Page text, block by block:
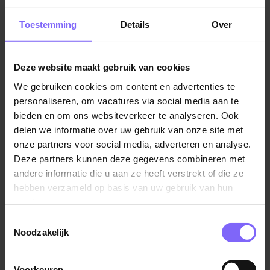
Toestemming Details Over
Deze website maakt gebruik van cookies
We gebruiken cookies om content en advertenties te
personaliseren, om vacatures via social media aan te
bieden en om ons websiteverkeer te analyseren. Ook
delen we informatie over uw gebruik van onze site met
onze partners voor social media, adverteren en analyse.
Deze partners kunnen deze gegevens combineren met
andere informatie die u aan ze heeft verstrekt of die ze
hebben verzameld op basis van uw gebruik van hun
Noodzakelijk
Je voelt je thuis in een omgeving die volop in
ontwikkeling is. Juist omdat AKO een nieuwe afdeling
het bouwen aan een vernieuwende vorm van zorg.
Daarnaast:
beschik je over een diploma Helpende Plus;
werk je graag samen in een multidisciplinair team;
ben je bereid wisselende diensten te werken;
stimuleer je cliënten om zoveel mogelijk zelf de
regie te houden;
draag je met jouw betrokkenheid bij aan een warm
en veilig herstelklimaat.
Vacatures Zorg in Limburg |Vacatures in de ouderenzorg
Vergelijkbare vacatures
Helpende of Verzorgende nachtdienst
Zuyderland
Echt
Helpende (plus) thuiszorg